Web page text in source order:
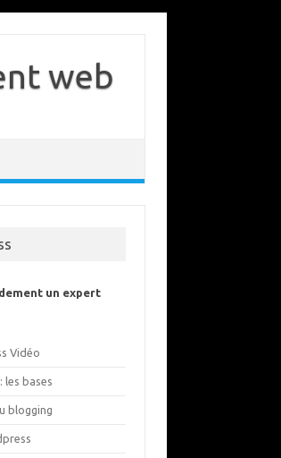
web
un expert
Vidéo
les bases
blogging